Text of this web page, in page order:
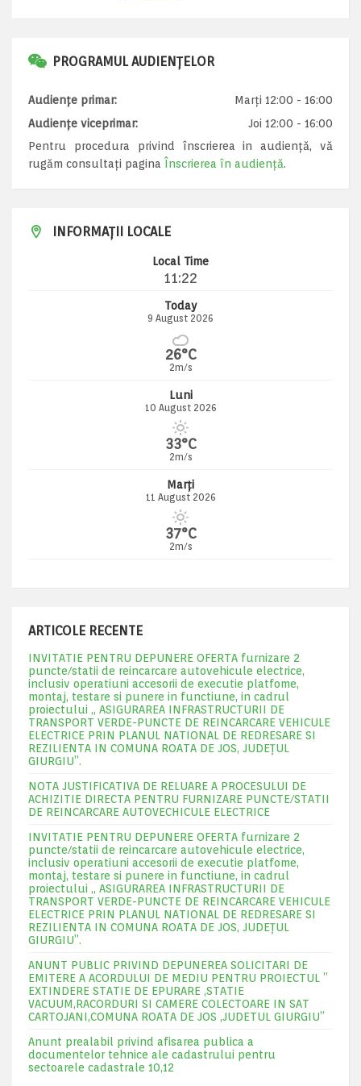
PROGRAMUL AUDIENȚELOR
Audiențe primar:
Marți 12:00 - 16:00
Audiențe viceprimar:
Joi 12:00 - 16:00
Pentru procedura privind înscrierea in audiență, vă
rugăm consultați pagina Înscrierea în audiență.
INFORMAȚII LOCALE
Local Time
11:22
Today
9 August 2026
26°C
2m/s
Luni
10 August 2026
33°C
2m/s
Marți
11 August 2026
37°C
2m/s
ARTICOLE RECENTE
INVITATIE PENTRU DEPUNERE OFERTA furnizare 2
puncte/statii de reincarcare autovehicule electrice,
inclusiv operatiuni accesorii de executie platfome,
montaj, testare si punere in functiune, in cadrul
proiectului „ ASIGURAREA INFRASTRUCTURII DE
TRANSPORT VERDE-PUNCTE DE REINCARCARE VEHICULE
ELECTRICE PRIN PLANUL NATIONAL DE REDRESARE SI
REZILIENTA IN COMUNA ROATA DE JOS, JUDEŢUL
GIURGIU”.
NOTA JUSTIFICATIVA DE RELUARE A PROCESULUI DE
ACHIZITIE DIRECTA PENTRU FURNIZARE PUNCTE/STATII
DE REINCARCARE AUTOVECHICULE ELECTRICE
INVITATIE PENTRU DEPUNERE OFERTA furnizare 2
puncte/statii de reincarcare autovehicule electrice,
inclusiv operatiuni accesorii de executie platfome,
montaj, testare si punere in functiune, in cadrul
proiectului „ ASIGURAREA INFRASTRUCTURII DE
TRANSPORT VERDE-PUNCTE DE REINCARCARE VEHICULE
ELECTRICE PRIN PLANUL NATIONAL DE REDRESARE SI
REZILIENTA IN COMUNA ROATA DE JOS, JUDEŢUL
GIURGIU”.
ANUNT PUBLIC PRIVIND DEPUNEREA SOLICITARI DE
EMITERE A ACORDULUI DE MEDIU PENTRU PROIECTUL ”
EXTINDERE STATIE DE EPURARE ,STATIE
VACUUM,RACORDURI SI CAMERE COLECTOARE IN SAT
CARTOJANI,COMUNA ROATA DE JOS ,JUDETUL GIURGIU”
Anunt prealabil privind afisarea publica a
documentelor tehnice ale cadastrului pentru
sectoarele cadastrale 10,12